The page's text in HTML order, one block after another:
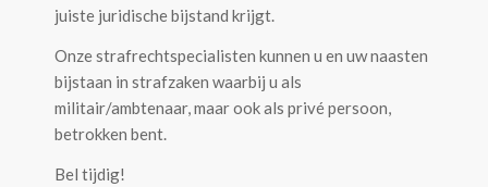
juiste juridische bijstand krijgt.
Onze strafrechtspecialisten kunnen u en uw naasten
bijstaan in strafzaken waarbij u als
militair/ambtenaar, maar ook als privé persoon,
betrokken bent.
Bel tijdig!